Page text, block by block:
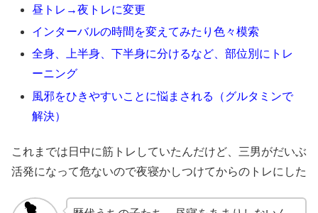
昼トレ→夜トレに変更
インターバルの時間を変えてみたり色々模索
全身、上半身、下半身に分けるなど、部位別にトレ
ーニング
風邪をひきやすいことに悩まされる（グルタミンで
解決）
これまでは日中に筋トレしていたんだけど、三男がだいぶ
活発になって危ないので夜寝かしつけてからのトレにした